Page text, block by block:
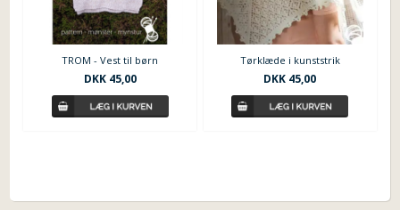
TROM - Vest til børn
DKK45,00
Tørklæde i kunststrik
DKK 45,00